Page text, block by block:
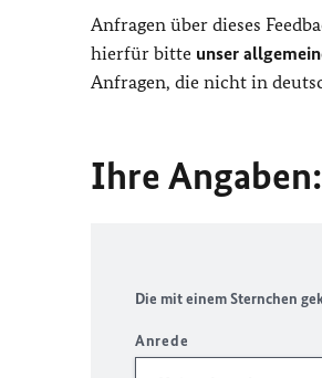
Anfragen über dieses
hierfür bitte unser
Anfragen, die nicht in
Ihre Angaben:
Die mit einem Sternchen
Anrede